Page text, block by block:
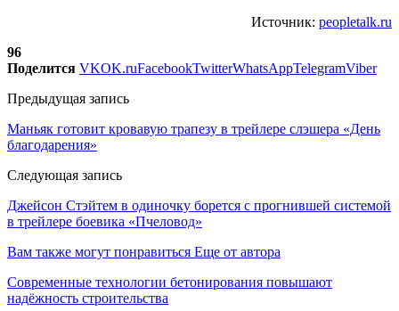
Источник: peopletalk.ru
96
Поделится VKOK.ruFacebookTwitterWhatsAppTelegramViber
Предыдущая запись
Маньяк готовит кровавую трапезу в трейлере слэшера «День
благодарения»
Следующая запись
Джейсон Стэйтем в одиночку борется с прогнившей системой
в трейлере боевика «Пчеловод»
Вам также могут понравиться Еще от автора
Современные технологии бетонирования повышают
надёжность строительства